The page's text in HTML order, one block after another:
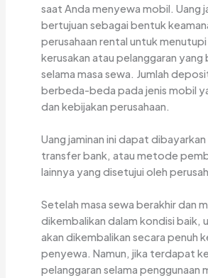
saat Anda menyewa mobil. Uang
bertujuan sebagai bentuk
perusahaan rental untuk
kerusakan atau pelanggaran yang
selama masa sewa. Jumlah
berbeda-beda pada jenis mobil
dan kebijakan perusahaan.
Uang jaminan ini dapat dibayarkan
transfer bank, atau metode
lainnya yang disetujui oleh
Setelah masa sewa berakhir dan
dikembalikan dalam kondisi baik,
akan dikembalikan secara penuh
penyewa. Namun, jika terdapat
pelanggaran selama penggunaan